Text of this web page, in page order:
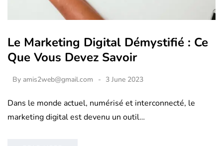
Le Marketing Digital Démystifié : Ce
Que Vous Devez Savoir
By amis2web@gmail.com 3 June 2023
Dans le monde actuel, numérisé et interconnecté, le
marketing digital est devenu un outil…